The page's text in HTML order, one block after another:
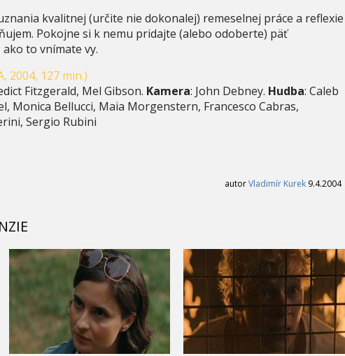
kvalitnej (určite nie dokonalej) remeselnej práce a reflexie
Pokojne si k nemu pridajte (alebo odoberte) päť
to vnímate vy.
2004, 127 min.)
Fitzgerald, Mel Gibson. Kamera: John Debney. Hudba: Caleb
Monica Bellucci, Maia Morgenstern, Francesco Cabras,
Sergio Rubini
autorVladimír Kurek 9.4.2004